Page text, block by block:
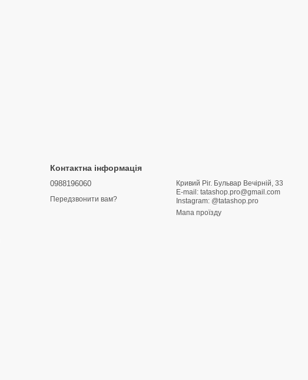
Контактна інформація
0988196060
Передзвонити вам?
Кривий Ріг. Бульвар Вечірній, 33
E-mail: tatashop.pro@gmail.com
Instagram: @tatashop.pro
Мапа проїзду